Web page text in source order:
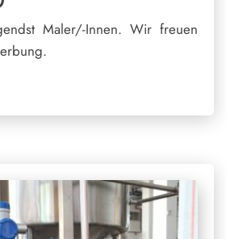
Maler/-Innen. Wir freuen